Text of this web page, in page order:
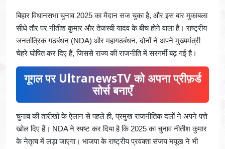
बिहार विधानसभा चुनाव 2025 का मैदान सज चुका है, और इस बार मुकाबला
सीधे तौर पर नीतीश कुमार और तेजस्वी यादव के बीच होने वाला है। राष्ट्रीय
जनतांत्रिक गठबंधन (NDA) और महागठबंधन, दोनों ने अपने मुख्यमंत्री
चेहरे घोषित कर दिए हैं, जिससे राज्य की राजनीति में सरगर्मी बढ़ गई है।
गूगल पर UltranewsTV को अपना प्रीफ़र्ड
सोर्स बनाएँ
चुनाव की तारीखों के ऐलान से पहले ही, प्रमुख राजनीतिक दलों ने अपने पत्ते
खोल दिए हैं। NDA ने स्पष्ट कर दिया है कि 2025 का चुनाव नीतीश कुमार
के नेतृत्व में लड़ा जाएगा। भाजपा के राष्ट्रीय प्रवक्ता संजय मयूख ने भी